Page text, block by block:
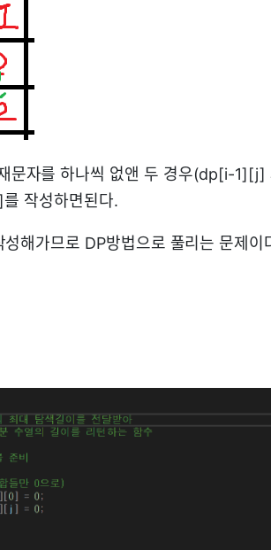
문자를 하나씩 없앤 두 경우(dp[i-
작성하면된다.
해가므로 DP방법으로 풀리는 문제이